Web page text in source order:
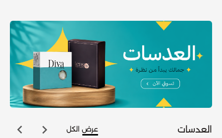
العدسات عرض الكل